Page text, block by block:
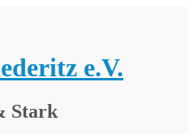
e.V.
Stark